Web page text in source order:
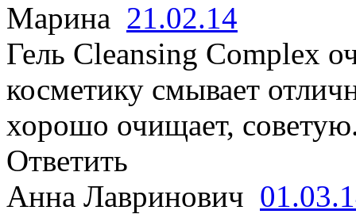
Марина 21.02.14
Гель Cleansing Complex
косметику смывает
хорошо очищает,
Ответить
Анна Лавринович